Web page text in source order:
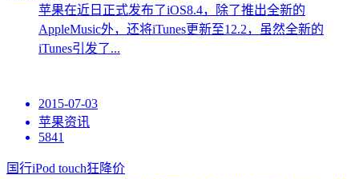
苹果在近日正式发布了iOS8.4，除了推出全新的
AppleMusic外，还将iTunes更新至12.2，虽然全新的
iTunes引发了...
2015-07-03
苹果资讯
5841
国行iPod touch狂降价